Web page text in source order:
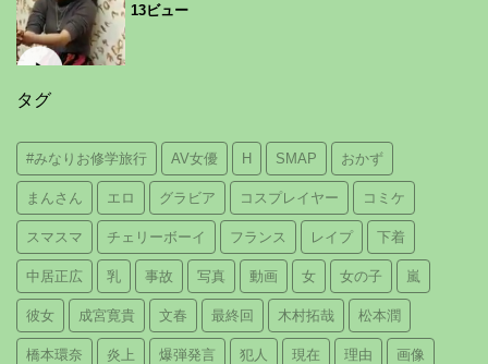
13ビュー
タグ
#みなりお修学旅行 AV女優 H SMAP おかず
まんさん エロ グラビア コスプレイヤー コミケ
スマスマ チェリーボーイ フランス レイプ 下着
中居正広 乳 事故 写真 動画 女 女の子 嵐
彼女 成宮寛貴 文春 最終回 木村拓哉 松本潤
橋本環奈 炎上 爆弾発言 犯人 現在 理由 画像